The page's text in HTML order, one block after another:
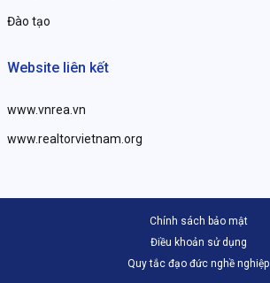
Đào tạo
Website liên kết
www.vnrea.vn
www.realtorvietnam.org
Chính sách bảo mật
Điều khoản sử dụng
Quy tắc đạo đức nghề nghiệp